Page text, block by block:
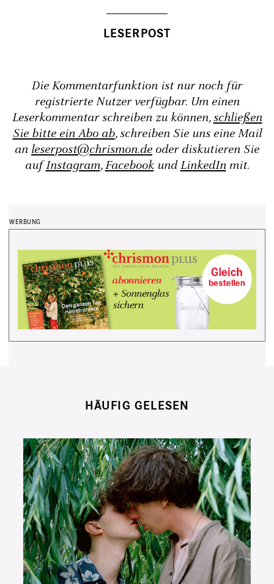
Die Kommentarfunktion ist nur noch für
registrierte Nutzer verfügbar. Um einen
Leserkommentar schreiben zu können,schließen
Sie bitte ein Abo ab, schreiben Sie uns eine Mail
an leserpost@chrismon.de oder diskutieren Sie
aufInstagram,FacebookundLinkedInmit.
HÄUFIG GELESEN